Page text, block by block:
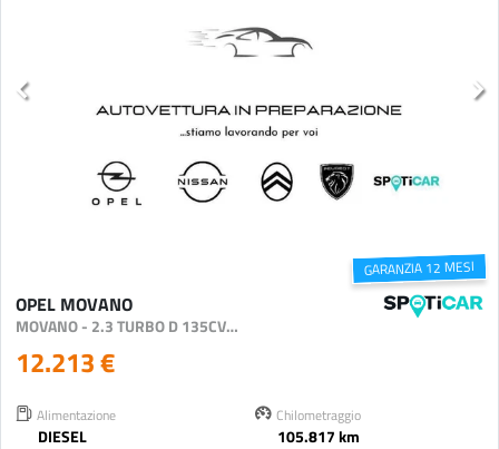
GARANZIA 12 MESI
OPEL MOVANO
MOVANO - 2.3 TURBO D 135CV L1H1 E6D-TEMP
12.213 €
Alimentazione
DIESEL
Chilometraggio
105.817 km